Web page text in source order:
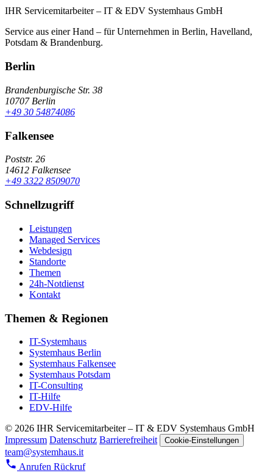
IHR Servicemitarbeiter – IT & EDV Systemhaus GmbH
Service aus einer Hand – für Unternehmen in Berlin, Havelland,
Potsdam & Brandenburg.
Berlin
Brandenburgische Str. 38
10707 Berlin
+49 30 54874086
Falkensee
Poststr. 26
14612 Falkensee
+49 3322 8509070
Schnellzugriff
Leistungen
Managed Services
Webdesign
Standorte
Themen
24h-Notdienst
Kontakt
Themen & Regionen
IT-Systemhaus
Systemhaus Berlin
Systemhaus Falkensee
Systemhaus Potsdam
IT-Consulting
IT-Hilfe
EDV-Hilfe
© 2026 IHR Servicemitarbeiter – IT & EDV Systemhaus GmbH
Impressum Datenschutz Barrierefreiheit Cookie-Einstellungen
team@systemhaus.it
Anrufen Rückruf